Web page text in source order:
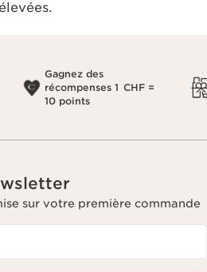
Gagnez des
récompenses 1 CHF =
10 points
sur votre première commande